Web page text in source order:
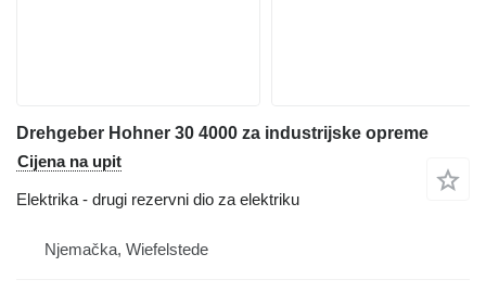
Drehgeber Hohner 30 4000 za industrijske opreme
Cijena na upit
Elektrika - drugi rezervni dio za elektriku
Njemačka, Wiefelstede